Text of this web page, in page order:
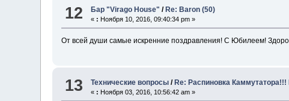
12 Бар "Virago House" / Re: Baron (50)
« : Ноября 10, 2016, 09:40:34 pm »
От всей души самые искренние поздравления! С Юбилеем!
13 Технические вопросы /Re: Распиновка
« : Ноября 03, 2016, 10:56:42 am »